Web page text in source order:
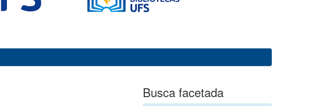
Busca facetada